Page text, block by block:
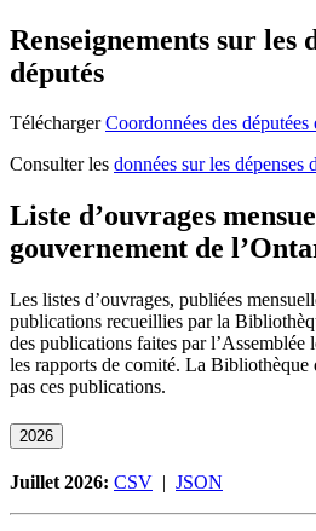
Renseignements sur les
députés
TéléchargerCoordonnées des députées
Consulter les données sur les dépenses
Liste d’ouvrages
gouvernement de
Les listes d’ouvrages, publiées
publications recueillies par la
des publications faites par l’Assemblée
les rapports de comité. La Bibliothèque
pas ces publications.
2026
Juillet 2026: CSV | JSON